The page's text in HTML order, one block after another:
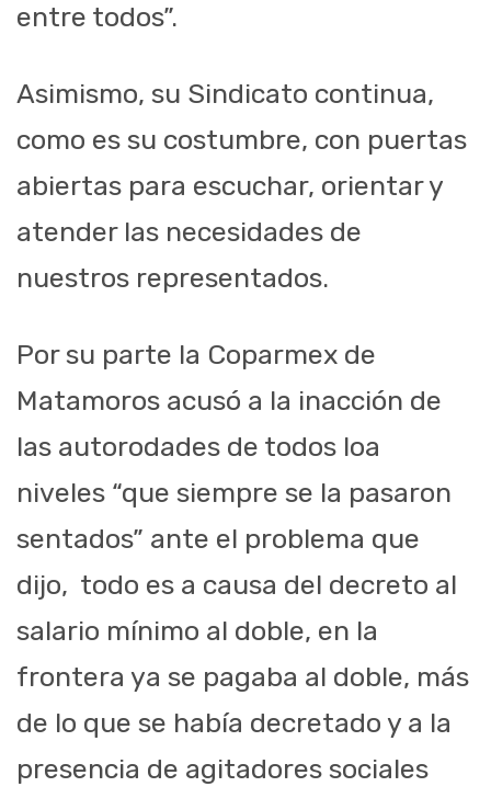
entre todos”.
Asimismo, su Sindicato continua,
como es su costumbre, con puertas
abiertas para escuchar, orientar y
atender las necesidades de
nuestros representados.
Por su parte la Coparmex de
Matamoros acusó a la inacción de
las autorodades de todos loa
niveles “que siempre se la pasaron
sentados” ante el problema que
dijo, todo es a causa del decreto al
salario mínimo al doble, en la
frontera ya se pagaba al doble, más
de lo que se había decretado y a la
presencia de agitadores sociales